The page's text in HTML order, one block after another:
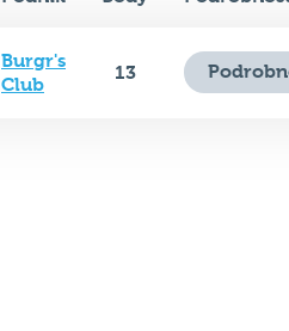
Burgr's
Club
13